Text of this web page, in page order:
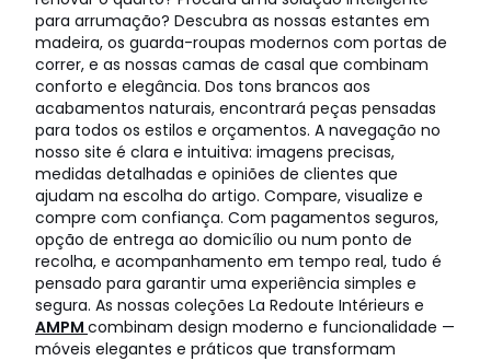
para arrumação? Descubra as nossas estantes em
madeira, os guarda-roupas modernos com portas de
correr, e as nossas camas de casal que combinam
conforto e elegância. Dos tons brancos aos
acabamentos naturais, encontrará peças pensadas
para todos os estilos e orçamentos. A navegação no
nosso site é clara e intuitiva: imagens precisas,
medidas detalhadas e opiniões de clientes que
ajudam na escolha do artigo. Compare, visualize e
compre com confiança. Com pagamentos seguros,
opção de entrega ao domicílio ou num ponto de
recolha, e acompanhamento em tempo real, tudo é
pensado para garantir uma experiência simples e
segura. As nossas coleções La Redoute Intérieurs e
AMPM combinam design moderno e funcionalidade —
móveis elegantes e práticos que transformam